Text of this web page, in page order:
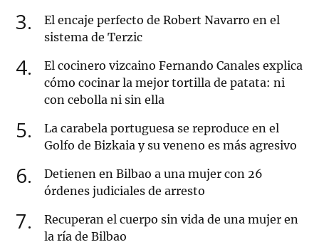
3
El encaje perfecto de Robert Navarro en el
sistema de Terzic
4
El cocinero vizcaino Fernando Canales explica
cómo cocinar la mejor tortilla de patata: ni
con cebolla ni sin ella
5
La carabela portuguesa se reproduce en el
Golfo de Bizkaia y su veneno es más agresivo
6
Detienen en Bilbao a una mujer con 26
órdenes judiciales de arresto
7
Recuperan el cuerpo sin vida de una mujer en
la ría de Bilbao